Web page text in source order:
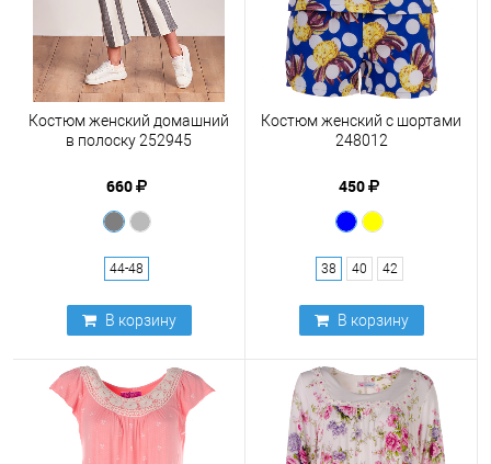
Костюм женский домашний
в полоску 252945
660
44-48
В корзину
Костюм женский с шортами
248012
450
38 40 42
В корзину